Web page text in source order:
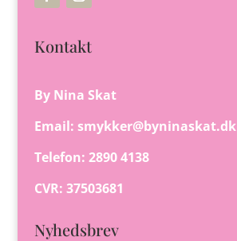
Kontakt
By Nina Skat
Email: smykker@byninaskat.dk
Telefon: 2890 4138
CVR: 37503681
Nyhedsbrev